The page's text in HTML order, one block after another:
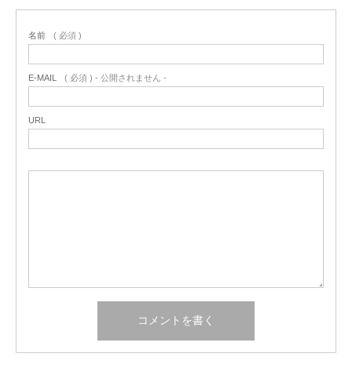
名前 ( 必須 )
E-MAIL ( 必須 ) - 公開されません -
URL